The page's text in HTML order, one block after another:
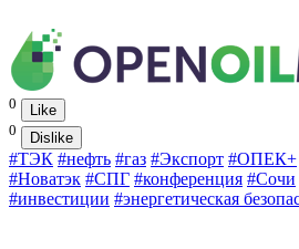
0
Like
0
Dislike
#ТЭК #нефть #газ #Экспорт #ОПЕК+
#Новатэк #СПГ #конференция #Сочи
#инвестиции #энергетическая